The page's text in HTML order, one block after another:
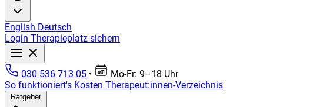
English Deutsch
Login Therapieplatz sichern
030 536 713 05 •
Mo-Fr: 9–18 Uhr
So funktioniert's Kosten Therapeut:innen-Verzeichnis
Ratgeber